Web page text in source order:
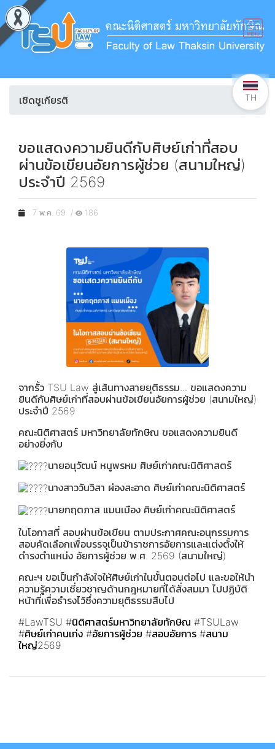
เชิดชูเกียรติ
ขอแสดงความยินดีกับศิษย์เก่าที่สอบ
ผ่านข้อเขียนอัยการผู้ช่วย (สนามใหญ่)
ประจำปี 2569
7 พ.ค. 69 / 186
จากรั้ว TSU Law สู่เส้นทางสายยุติธรรม... ขอแสดงความ
ยินดีกับศิษย์เก่าที่สอบผ่านข้อเขียนอัยการผู้ช่วย (สนามใหญ่)
ประจำปี 2569
คณะนิติศาสตร์ มหาวิทยาลัยทักษิณ ขอแสดงความยินดี
อย่างยิ่งกับ
นายอนุวัฒน์ หนูพรหม ศิษย์เก่าคณะนิติศาสตร์
นางสาววันวิสา ผ่องสะอาด ศิษย์เก่าคณะนิติศาสตร์
นายกฤตภาส แมนเมือง ศิษย์เก่าคณะนิติศาสตร์
ในโอกาสที่ สอบผ่านข้อเขียน ตามประกาศคณะอนุกรรมการ
สอบคัดเลือกเพื่อบรรจุเป็นข้าราชการอัยการและแต่งตั้งให้
ดำรงตำแหน่ง อัยการผู้ช่วย พ.ศ. 2569 (สนามใหญ่)
คณะฯ ขอเป็นกำลังใจให้ศิษย์เก่าในขั้นตอนต่อไป และขอให้นำ
ความรู้ความเชี่ยวชาญด้านกฎหมายที่ได้สั่งสมมา ไปปฏิบัติ
หน้าที่เพื่อธำรงไว้ซึ่งความยุติธรรมสืบไป
#LawTSU #นิติศาสตร์มหาวิทยาลัยทักษิณ #TSULaw
#ศิษย์เก่าคนเก่ง #อัยการผู้ช่วย #สอบอัยการ #สนาม
ใหญ่2569
TH